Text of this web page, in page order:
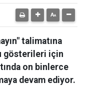
talimatına
gösterileri için
on binlerce
devam ediyor.